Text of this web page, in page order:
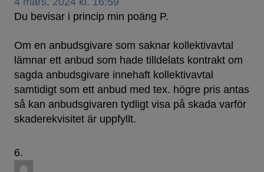
Du bevisar i princip min poäng P.
Om en anbudsgivare som saknar kollektivavtal
lämnar ett anbud som hade tilldelats kontrakt om
sagda anbudsgivare innehaft kollektivavtal
samtidigt som ett anbud med tex. högre pris antas
så kan anbudsgivaren tydligt visa på skada varför
skaderekvisitet är uppfyllt.